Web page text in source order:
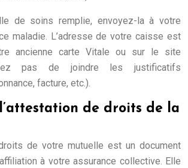
de soins remplie, envoyez-la à votre
maladie. L’adresse de votre caisse est
ancienne carte Vitale ou sur le site
pas de joindre les justificatifs
facture, etc.).
de droits de la
de votre mutuelle est un document
à votre assurance collective. Elle